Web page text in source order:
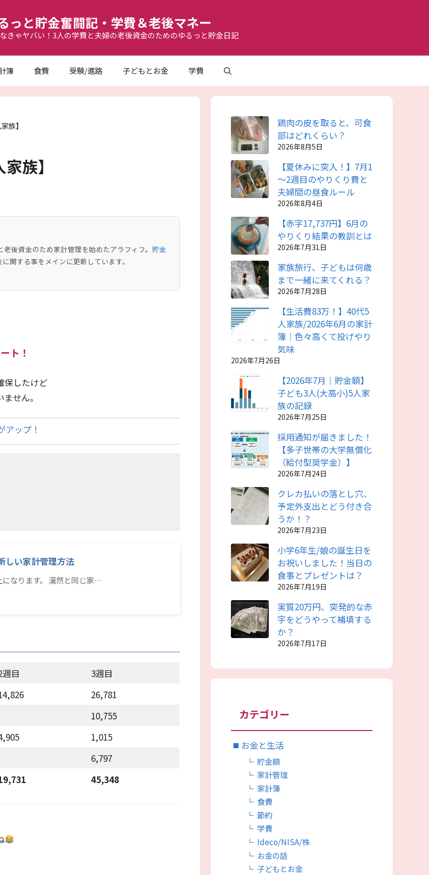
っと貯金奮闘記・学費＆老後マネー
きゃヤバい！3人の学費と夫婦の老後資金のためのゆるっと貯金日記
簿 食費 受験/進路 子どもとお金 学費
族】
族】
後資金のため家計管理を始めたアラフィフ。 貯金
関する事をメインに更新しています。
ト！
保したけど
せん。
ップ！
しい家計管理方法
なります。 漠然と同じ家…
週目
3週目
26,781
10,755
1,015
6,797
45,348
鶏肉の皮を取ると、可食
部はどれくらい？
2026年8月5日
【夏休みに突入！】7月1
～2週目のやりくり費と
夫婦間の昼食ルール
2026年8月4日
【赤字17,737円】6月の
やりくり結果の教訓とは
2026年7月31日
家族旅行、子どもは何歳
まで一緒に来てくれる？
2026年7月28日
【生活費83万！】40代5
人家族/2026年6月の家計
簿｜色々高くて投げやり
気味
2026年7月26日
【2026年7月｜貯金額】
子ども3人(大高小)5人家
族の記録
2026年7月25日
採用通知が届きました！
【多子世帯の大学無償化
（給付型奨学金）】
2026年7月24日
クレカ払いの落とし穴、
予定外支出とどう付き合
うか！？
2026年7月23日
小学6年生/娘の誕生日を
お祝いしました！当日の
食事とプレゼントは？
2026年7月19日
実質20万円、突発的な赤
字をどうやって補填する
か？
2026年7月17日
カテゴリー
お金と生活
貯金額
家計管理
家計簿
食費
節約
学費
Ideco/NISA/株
お金の話
子どもとお金